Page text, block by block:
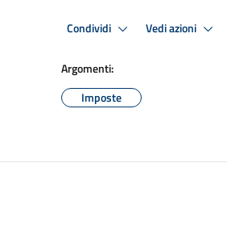
Condividi Vedi azioni
Argomenti:
Imposte